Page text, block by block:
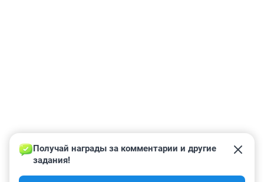
Получай награды за комментарии и другие
задания!